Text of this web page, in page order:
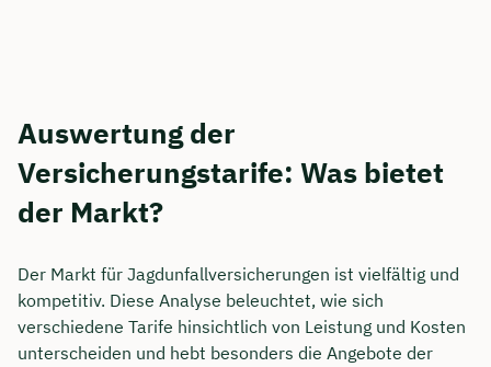
Auswertung der
Versicherungstarife: Was bietet
der Markt?
Der Markt für Jagdunfallversicherungen ist vielfältig und
kompetitiv. Diese Analyse beleuchtet, wie sich
verschiedene Tarife hinsichtlich von Leistung und Kosten
unterscheiden und hebt besonders die Angebote der